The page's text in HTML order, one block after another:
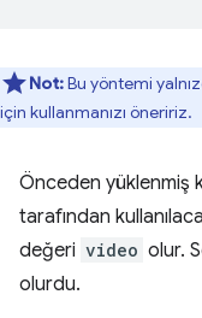
Not:Bu yöntemi
için kullanmanızı öneririz.
Önceden yüklenmiş
tarafından
değeri video olur.
olurdu.